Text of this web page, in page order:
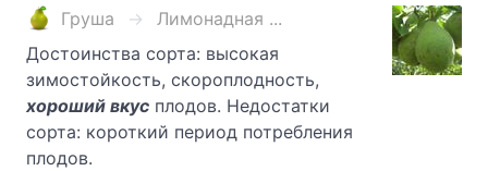
Груша
Лимонадная ...
Достоинства сорта: высокая
зимостойкость, скороплодность,
хороший вкус плодов. Недостатки
сорта: короткий период потребления
плодов.